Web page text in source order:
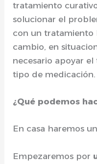
tratamiento
solucionar el
con un tratamiento
cambio, en
necesario apoyar
tipo de medicación.
¿Qué podemos
En casa haremos
Empezaremos por